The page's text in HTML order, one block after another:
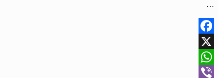
…
Facebook
X
WhatsApp